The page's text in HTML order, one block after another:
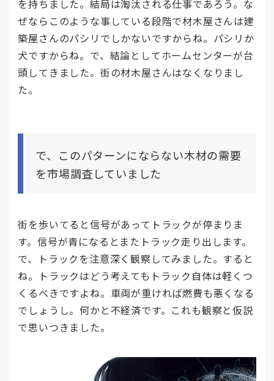
を持ちました。結局は淘汰される仕事であろう。な
ぜならこのような事している段階で材木屋さんは建
築屋さんのパシリでしかないですからね。パシリか
犬ですからね。で、結論としてホームセンターが台
頭してきました。街の材木屋さんはなくなりまし
た。
で、このパターンにならない木材の需要
を市場調査していました
街を歩いてると信号があってトラックが停まりま
す。信号が青になるとまたトラック走り出します。
で、トラックを注意深く観察してみました。すると
ね。トラックはどう考えてもトラック自体は軽くつ
くるべきですよね。車両が重ければ燃費も悪くなる
でしょうし。何かと不経済です。これも観察と仮説
で思いつきました。